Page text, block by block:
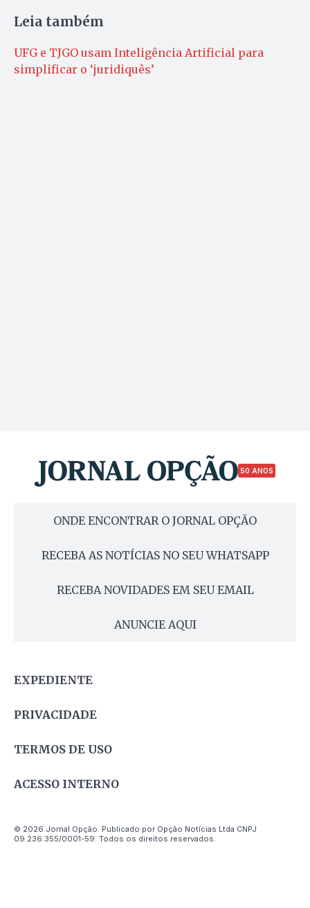
Leia também
UFG e TJGO usam Inteligência Artificial para
simplificar o ‘juridiquês’
50 ANOS
ONDE ENCONTRAR O JORNAL OPÇÃO
RECEBA AS NOTÍCIAS NO SEU WHATSAPP
RECEBA NOVIDADES EM SEU EMAIL
ANUNCIE AQUI
EXPEDIENTE
PRIVACIDADE
TERMOS DE USO
ACESSO INTERNO
© 2026 Jornal Opção. Publicado por Opção Notícias Ltda CNPJ
09.236.355/0001-59. Todos os direitos reservados.